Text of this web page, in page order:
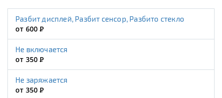
Разбит дисплей, Разбит сенсор, Разбито стекло
от 600Р
Не включается
от 350Р
Не заряжается
от 350Р